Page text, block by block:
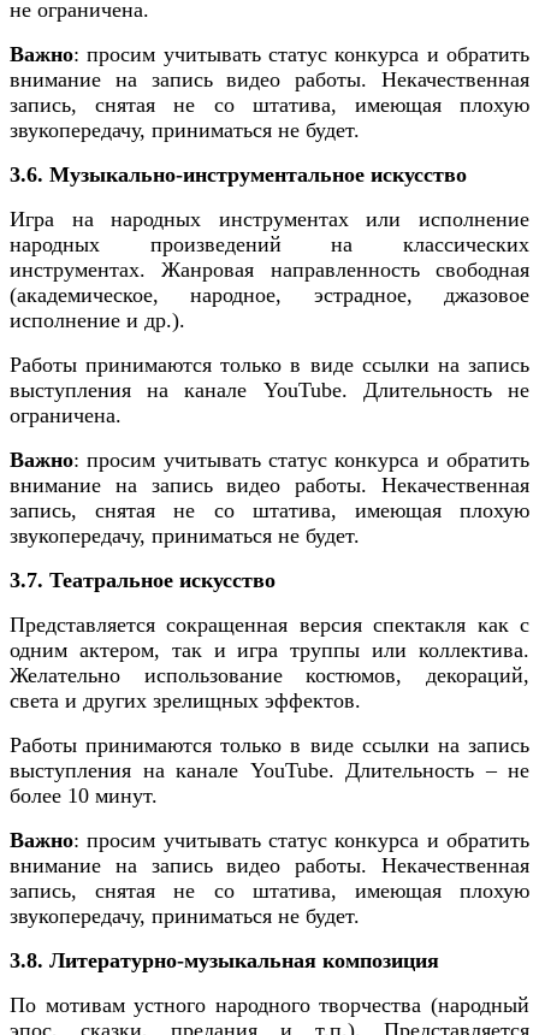
не ограничена.
Важно: просим учитывать статус конкурса и обратить
внимание на запись видео работы. Некачественная
запись, снятая не со штатива, имеющая плохую
звукопередачу, приниматься не будет.
3.6. Музыкально-инструментальное искусство
Игра на народных инструментах или исполнение
народных произведений на классических
инструментах. Жанровая направленность свободная
(академическое, народное, эстрадное, джазовое
исполнение и др.).
Работы принимаются только в виде ссылки на запись
выступления на канале YouTube. Длительность не
ограничена.
Важно: просим учитывать статус конкурса и обратить
внимание на запись видео работы. Некачественная
запись, снятая не со штатива, имеющая плохую
звукопередачу, приниматься не будет.
3.7. Театральное искусство
Представляется сокращенная версия спектакля как с
одним актером, так и игра труппы или коллектива.
Желательно использование костюмов, декораций,
света и других зрелищных эффектов.
Работы принимаются только в виде ссылки на запись
выступления на канале YouTube. Длительность – не
более 10 минут.
Важно: просим учитывать статус конкурса и обратить
внимание на запись видео работы. Некачественная
запись, снятая не со штатива, имеющая плохую
звукопередачу, приниматься не будет.
3.8. Литературно-музыкальная композиция
По мотивам устного народного творчества (народный